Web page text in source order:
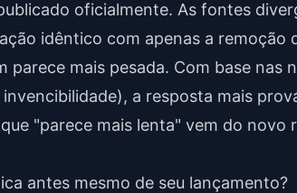
oficialmente. As fontes
idêntico com apenas a remoção
parece mais pesada. Com base nas
a resposta mais
"parece mais lenta" vem do novo
antes mesmo de seu lançamento?